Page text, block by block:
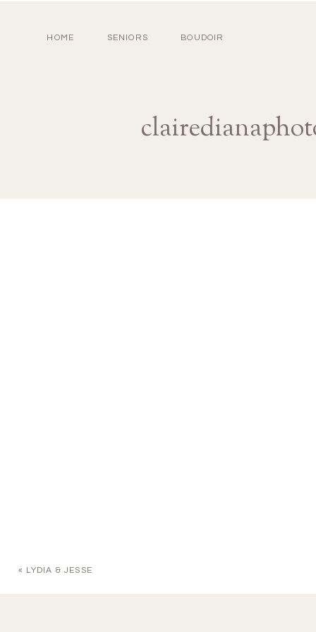
HOME SENIORS BOUDOIR
« LYDIA & JESSE